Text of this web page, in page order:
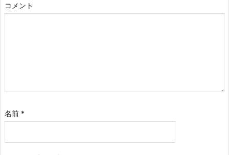
コメント
名前 *